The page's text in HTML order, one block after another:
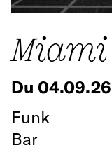
Miami
Du
Funk
Bar